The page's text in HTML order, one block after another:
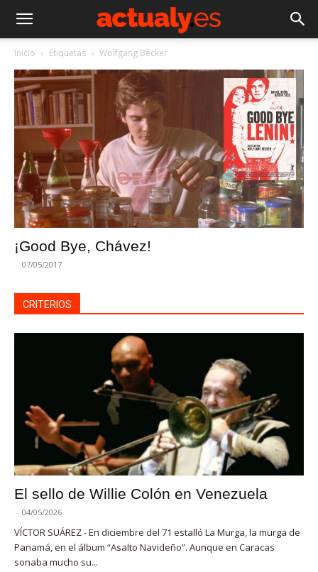
Inicio Etiquetas Wolfgang Becker
¡Good Bye, Chávez!
- 07/05/2017
CRITERIOS
El sello de Willie Colón en Venezuela
- 04/05/2026
VÍCTOR SUÁREZ - En diciembre del 71 estalló La Murga, la murga de
Panamá, en el álbum “Asalto Navideño”. Aunque en Caracas
sonaba mucho su...